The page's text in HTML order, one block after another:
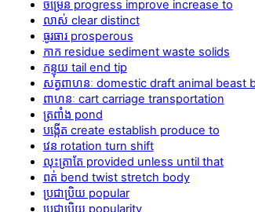
ចម្រើន progress improve increase to
លាស់ clear distinct
ធូរធារ prosperous
កាក residue sediment waste solids
កន្ទុយ tail end tip
សត្វពាហនៈ domestic draft animal beast
ពាហនៈ cart carriage transportation
ត្រពាំង pond
បង្កើត create establish produce to
វេន rotation turn shift
លុះត្រាតែ provided unless until that
ពត់ bend twist stretch body
ប្រជាប្រិយ popular
ប្រជាប្រិយ popularity